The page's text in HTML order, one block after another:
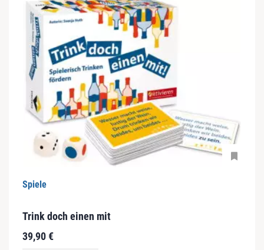
Spiele
Trink doch einen mit
39,90€